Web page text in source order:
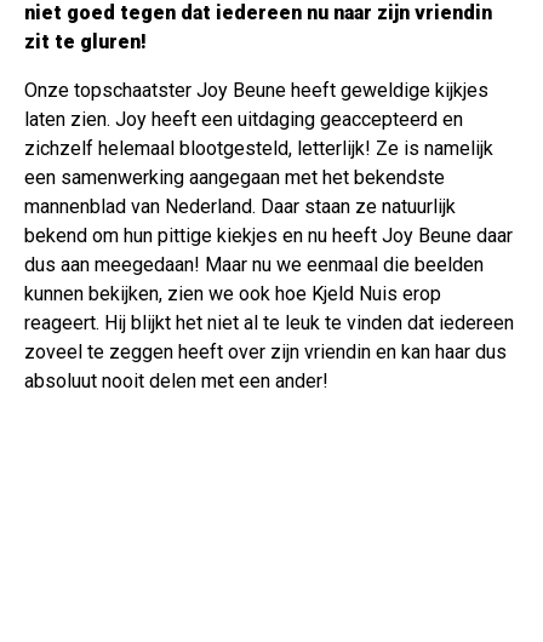
niet goed tegen dat iedereen nu naar zijn vriendin
zit te gluren!
Onze topschaatster Joy Beune heeft geweldige kijkjes
laten zien. Joy heeft een uitdaging geaccepteerd en
zichzelf helemaal blootgesteld, letterlijk! Ze is namelijk
een samenwerking aangegaan met het bekendste
mannenblad van Nederland. Daar staan ze natuurlijk
bekend om hun pittige kiekjes en nu heeft Joy Beune daar
dus aan meegedaan! Maar nu we eenmaal die beelden
kunnen bekijken, zien we ook hoe Kjeld Nuis erop
reageert. Hij blijkt het niet al te leuk te vinden dat iedereen
zoveel te zeggen heeft over zijn vriendin en kan haar dus
absoluut nooit delen met een ander!